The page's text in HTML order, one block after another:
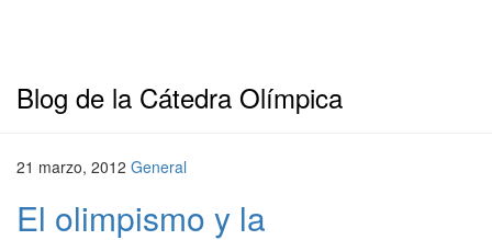
Blog de la Cátedra Olímpica
21 marzo, 2012 General
El olimpismo y la